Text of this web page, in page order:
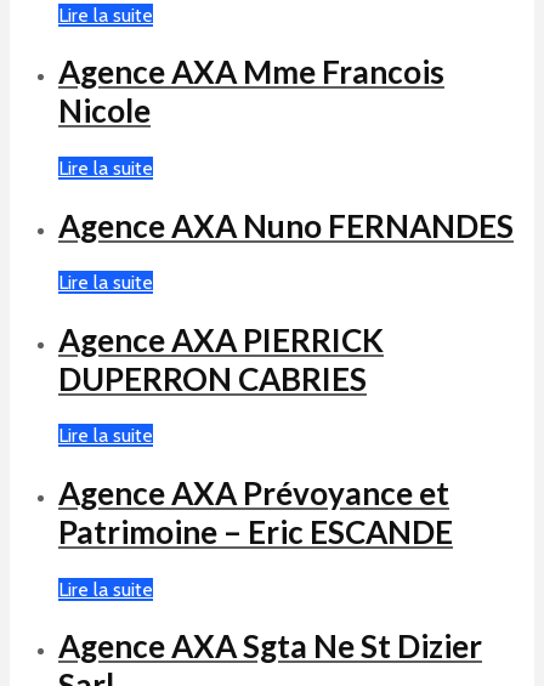
Lire la suite
Agence AXA Mme Francois
Nicole
Lire la suite
Agence AXA Nuno FERNANDES
Lire la suite
Agence AXA PIERRICK
DUPERRON CABRIES
Lire la suite
Agence AXA Prévoyance et
Patrimoine – Eric ESCANDE
Lire la suite
Agence AXA Sgta Ne St Dizier